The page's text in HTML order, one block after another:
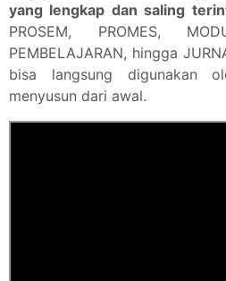
yang lengkap dan saling
PROSEM, PROMES,
PEMBELAJARAN, hingga
bisa langsung digunakan
menyusun dari awal.